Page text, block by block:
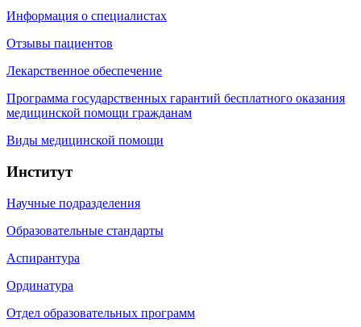
Информация о специалистах
Отзывы пациентов
Лекарственное обеспечение
Программа государственных гарантий бесплатного оказания
медицинской помощи гражданам
Виды медицинской помощи
Институт
Научные подразделения
Образовательные стандарты
Аспирантура
Ординатура
Отдел образовательных программ